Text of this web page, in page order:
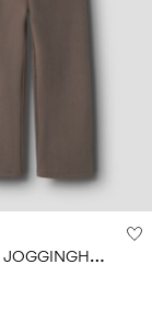
L
OOSE FIT JOGGINGHOSE